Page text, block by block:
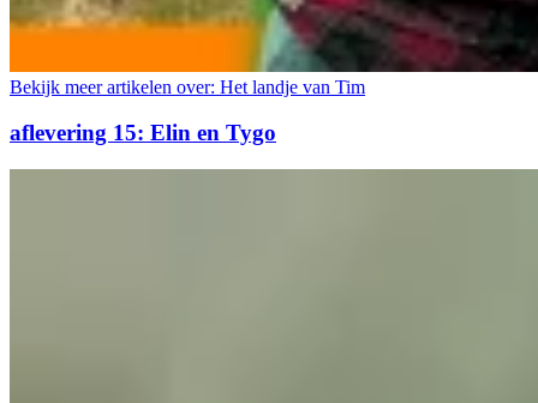
Bekijk meer artikelen over: Het landje van Tim
aflevering 15: Elin en Tygo